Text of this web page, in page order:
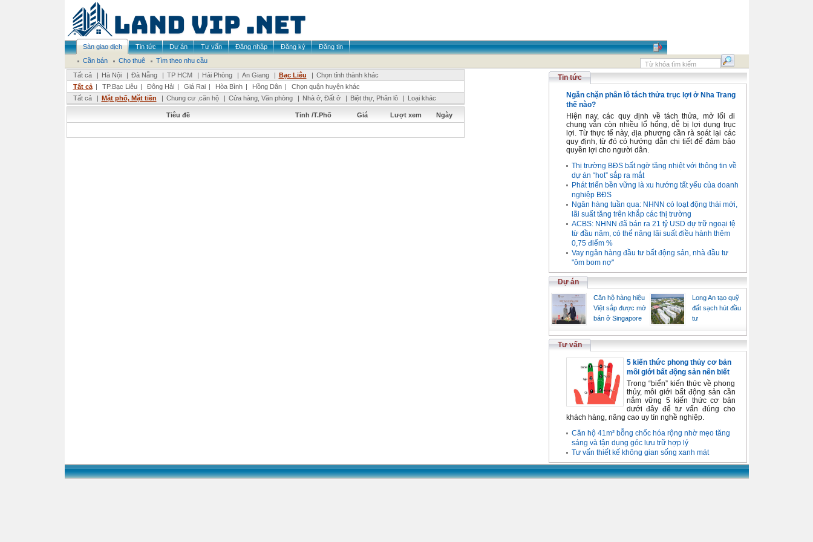
Sàn giao dịch Tin tức Dự án Tư vấn Đăng nhập Đăng ký
Đăng tin
Cần bán
Cho thuê
Tìm theo nhu cầu
Tất cả
| Hà Nội | Đà Nẵng | TP HCM | Hải Phòng | An Giang | Bạc Liêu | Chọn tỉnh thành khác
Tất cả | TP.Bạc Liêu | Đông Hải | Giá Rai | Hòa Bình | Hồng Dân |
Chọn quận huyện khác
Tất cả
| Mặt phố, Mặt tiền | Chung cư ,căn hộ | Cửa hàng, Văn phòng | Nhà ở, Đất ở | Biệt thự, Phân lô | Loại khác
Tiêu đề Tỉnh /T.Phố Giá Lượt xem Ngày
Tin tức
Ngăn chặn phân lô tách thửa trục lợi ở Nha Trang
thế nào?
Hiện nay, các quy định về tách thửa, mở lối đi
chung vẫn còn nhiều lổ hổng, dễ bị lợi dụng trục
lợi. Từ thực tế này, địa phương cần rà soát lại các
quy định, từ đó có hướng dẫn chi tiết để đảm bảo
quyền lợi cho người dân.
Thị trường BĐS bất ngờ tăng nhiệt với thông tin về
dự án “hot” sắp ra mắt
Phát triển bền vững là xu hướng tất yếu của doanh
nghiệp BĐS
Ngân hàng tuần qua: NHNN có loạt động thái mới,
lãi suất tăng trên khắp các thị trường
ACBS: NHNN đã bán ra 21 tỷ USD dự trữ ngoại tệ
từ đầu năm, có thể nâng lãi suất điều hành thêm
0,75 điểm %
Vay ngân hàng đầu tư bất động sản, nhà đầu tư
"ôm bom nợ"
Dự án
Căn hộ hàng hiệu
Việt sắp được mở
bán ở Singapore
Long An tạo quỹ
đất sạch hút đầu
tư
Tư vấn
5 kiến thức phong thủy cơ bản
môi giới bất động sản nên biết
Trong “biển” kiến thức về phong
thủy, môi giới bất động sản cần
nắm vững 5 kiến thức cơ bản
dưới đây để tư vấn đúng cho
khách hàng, nâng cao uy tín nghề nghiệp.
Căn hộ 41m² bỗng chốc hóa rộng nhờ mẹo tăng
sáng và tận dụng góc lưu trữ hợp lý
Tư vấn thiết kế không gian sống xanh mát